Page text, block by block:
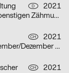
D
2021
Der Widerspenstigen Zähmung
CH
2021
Palace November/Dezember 2021
CH
2021